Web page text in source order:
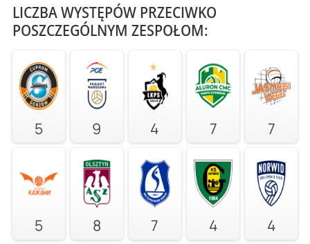
LICZBA WYSTĘPÓW PRZECIWKO
POSZCZEGÓLNYM ZESPOŁOM:
5 9 4 7 7
5 8 7 4 4